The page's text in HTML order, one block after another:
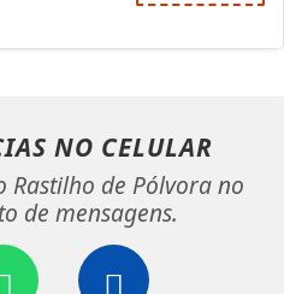
NO CELULAR
Rastilho de Pólvora no
de mensagens.